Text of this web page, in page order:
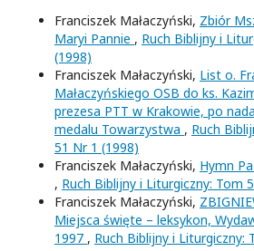
Franciszek Małaczyński, Zbiór
Maryi Pannie , Ruch Biblijny i
(1998)
Franciszek Małaczyński, List o.
Małaczyńskiego OSB do ks.
prezesa PTT w Krakowie, po
medalu Towarzystwa , Ruch
51 Nr 1 (1998)
Franciszek Małaczyński, Hymn
, Ruch Biblijny i Liturgiczny: Tom
Franciszek Małaczyński,
Miejsca święte – leksykon,
1997 , Ruch Biblijny i Liturgiczny: